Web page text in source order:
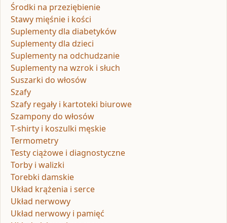
Środki na przeziębienie
Stawy mięśnie i kości
Suplementy dla diabetyków
Suplementy dla dzieci
Suplementy na odchudzanie
Suplementy na wzrok i słuch
Suszarki do włosów
Szafy
Szafy regały i kartoteki biurowe
Szampony do włosów
T-shirty i koszulki męskie
Termometry
Testy ciążowe i diagnostyczne
Torby i walizki
Torebki damskie
Układ krążenia i serce
Układ nerwowy
Układ nerwowy i pamięć